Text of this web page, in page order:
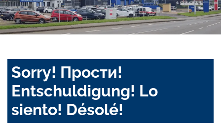
Sorry! Прости!
Entschuldigung! Lo
siento! Désolé!